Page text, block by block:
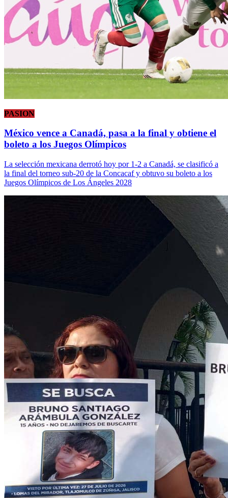
PASION
México vence a Canadá, pasa a la final y obtiene el
boleto a los Juegos Olímpicos
La selección mexicana derrotó hoy por 1-2 a Canadá, se clasificó a
la final del torneo sub-20 de la Concacaf y obtuvo su boleto a los
Juegos Olímpicos de Los Ángeles 2028